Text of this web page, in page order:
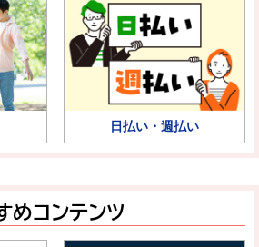
日払い・週払い
めコンテンツ